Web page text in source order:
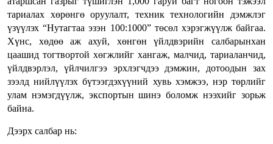
тариалах хөрөнгө оруулалт, техник технологийн дэмжлэг
үзүүлэх “Нутагтаа эзэн 100:1000” төсөл хэрэгжүүлж байгаа.
Хүнс, хөдөө аж ахуй, хөнгөн үйлдвэрийн салбарынхан
цаашид тогтвортой хөгжлийг хангаж, малчид, тариаланчид,
үйлдвэрлэл, үйлчилгээ эрхлэгчдээ дэмжин, дотоодын зах
зээлд нийлүүлэх бүтээгдэхүүний хувь хэмжээ, нэр төрлийг
улам нэмэгдүүлж, экспортын шинэ боломж нээхийг зорьж
байна.
Дээрх салбар нь: